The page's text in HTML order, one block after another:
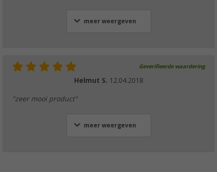
meer weergeven
Geverifieerde waardering
Helmut S. 12.04.2018
"zeer mooi product"
meer weergeven